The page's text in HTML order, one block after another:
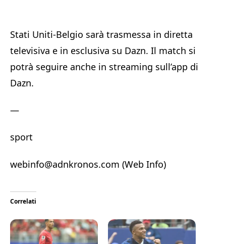
Stati Uniti-Belgio sarà trasmessa in diretta
televisiva e in esclusiva su Dazn. Il match si
potrà seguire anche in streaming sull’app di
Dazn.
—
sport
webinfo@adnkronos.com (Web Info)
Correlati